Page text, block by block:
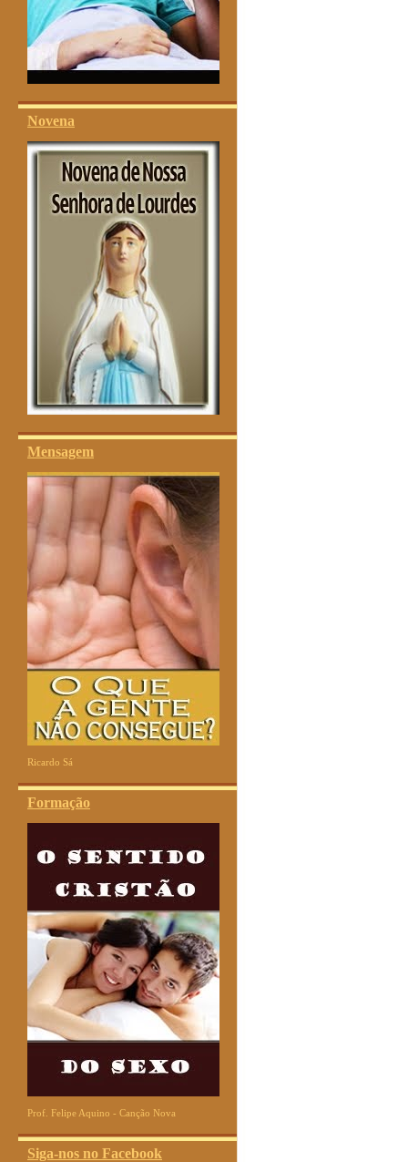
Novena
Mensagem
Ricardo Sá
Formação
Prof. Felipe Aquino - Canção Nova
Siga-nos no Facebook